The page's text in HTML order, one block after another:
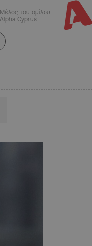
Μέλος του ομίλου
Alpha Cyprus